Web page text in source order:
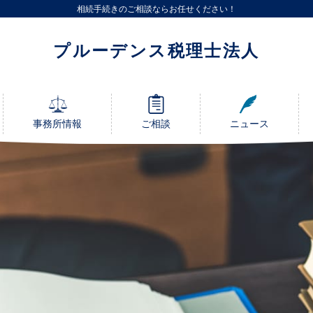
相続手続きのご相談ならお任せください！
プルーデンス税理士法人
事務所情報 ご相談 ニュース